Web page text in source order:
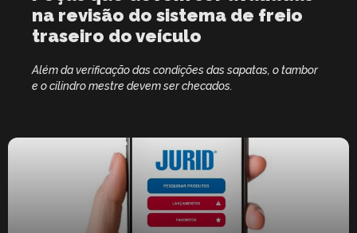
na revisão do sistema de freio
traseiro do veículo
Além da verificação das condições das sapatas, o tambor
e o cilindro mestre devem ser checados.